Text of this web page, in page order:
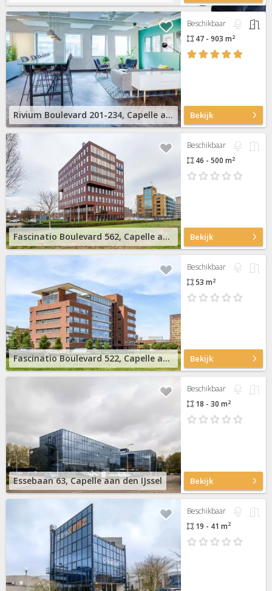
Rivium Boulevard 201-234, Capelle aan den IJssel
Beschikbaar
47 - 903 m2
Bekijk
Fascinatio Boulevard 562, Capelle aan den IJssel
Beschikbaar
46 - 500 m2
Bekijk
Fascinatio Boulevard 522, Capelle aan den IJssel
Beschikbaar
53 m2
Bekijk
Essebaan 63, Capelle aan den IJssel
Beschikbaar
18 - 30 m2
Bekijk
Beschikbaar
19 - 41 m2